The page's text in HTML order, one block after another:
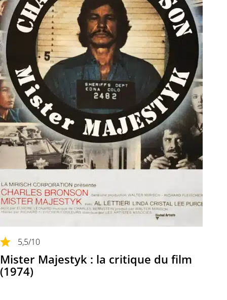
5,5/10
Mister Majestyk : la critique du film
(1974)